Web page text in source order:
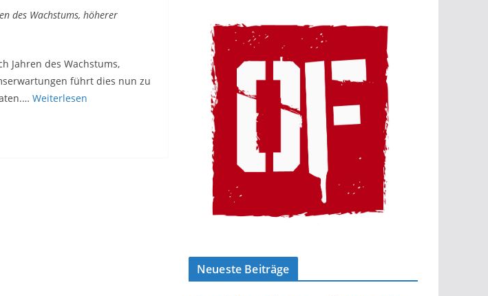
des Wachstums, höherer
Jahren des Wachstums,
führt dies nun zu
Weiterlesen
Neueste Beiträge